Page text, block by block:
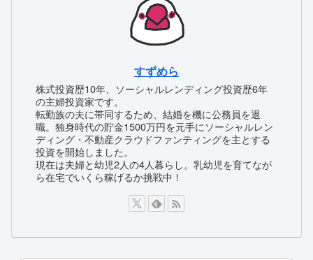
すずめら
株式投資歴10年、ソーシャルレンディング投資歴6年
の主婦投資家です。
転勤族の夫に帯同するため、結婚を機に公務員を退
職。独身時代の貯金1500万円を元手にソーシャルレン
ディング・不動産クラウドファンティングを主とする
投資を開始しました。
現在は夫婦と幼児2人の4人暮らし。乳幼児を育てなが
ら在宅でいくら稼げるか挑戦中！